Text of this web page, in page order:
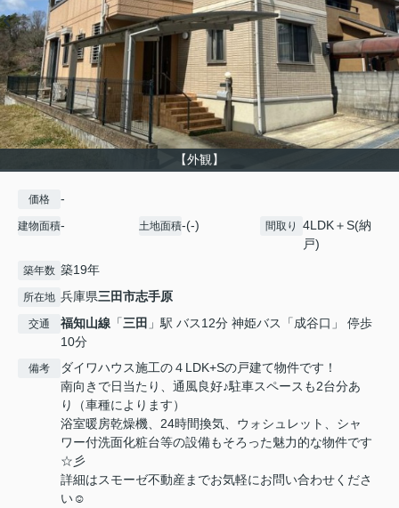
【外観】
価格 -
建物面積- 土地面積-(-) 間取り
4LDK＋S(納
戸)
築年数 築19年
所在地 兵庫県三田市志手原
交通 福知山線 「三田 」駅 バス12分 神姫バス「成谷口」 停歩
10分
備考
ダイワハウス施工の４LDK+Sの戸建て物件です！
南向きで日当たり、通風良好♪駐車スペースも2台分あ
り（車種によります）
浴室暖房乾燥機、24時間換気、ウォシュレット、シャ
ワー付洗面化粧台等の設備もそろった魅力的な物件です
☆彡
詳細はスモーゼ不動産までお気軽にお問い合わせくださ
い☺